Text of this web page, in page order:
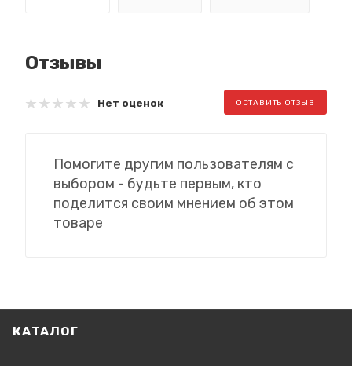
Отзывы
Нет оценок ОСТАВИТЬ ОТЗЫВ
Помогите другим пользователям с
выбором - будьте первым, кто
поделится своим мнением об этом
товаре
КАТАЛОГ